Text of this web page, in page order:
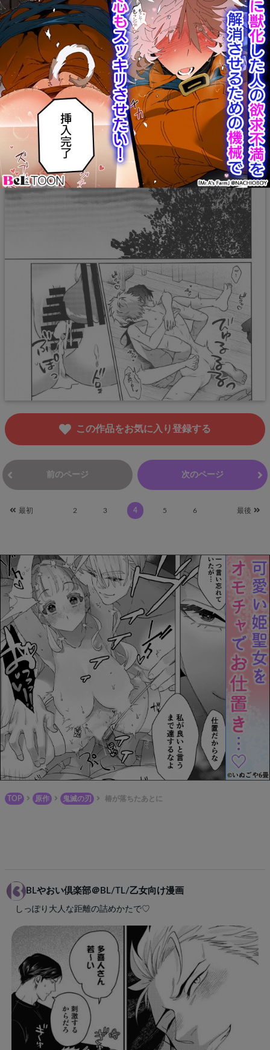
この作品をお気に入り登録する
前のページ 次のページ
最初 2 3 4 5 6 最後
TOP 原作 鬼滅の刃 椿が落ちたあとに
BLやおい倶楽部＠BL/TL/乙女向け漫画
しっぽり大人な距離の詰めかたで♡